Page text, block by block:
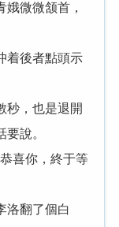
微微颔首，
後者點頭示
，也是退開
說。
喜你，終于等
翻了個白